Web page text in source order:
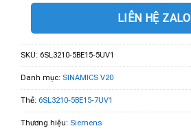
LIÊN HỆ ZALO
SKU: 6SL3210-5BE15-5UV1
Danh mục: SINAMICS V20
Thẻ: 6SL3210-5BE15-7UV1
Thương hiệu: Siemens